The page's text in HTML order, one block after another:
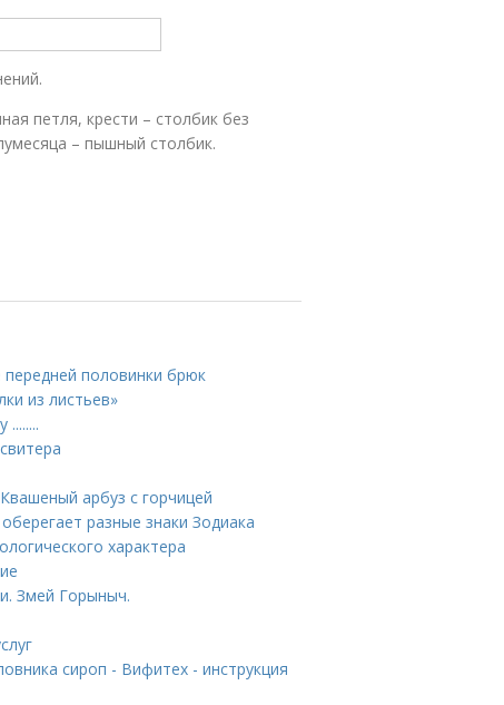
петля, крести – столбик без
– пышный столбик.
половинки брюк
из листьев»
арбуз с горчицей
разные знаки Зодиака
характера
Змей Горыныч.
сироп - Вифитех - инструкция